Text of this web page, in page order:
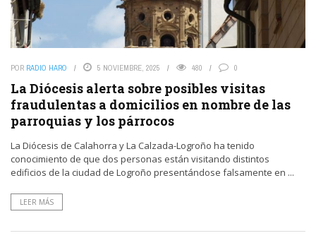
POR RADIO HARO 5 NOVIEMBRE, 2025 480 0
La Diócesis alerta sobre posibles visitas
fraudulentas a domicilios en nombre de las
parroquias y los párrocos
La Diócesis de Calahorra y La Calzada-Logroño ha tenido
conocimiento de que dos personas están visitando distintos
edificios de la ciudad de Logroño presentándose falsamente en ...
LEER MÁS